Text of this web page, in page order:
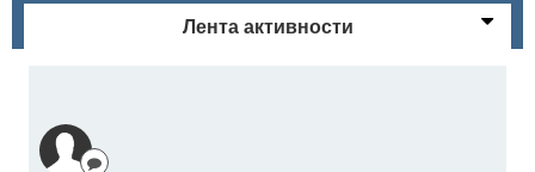
Лента активности